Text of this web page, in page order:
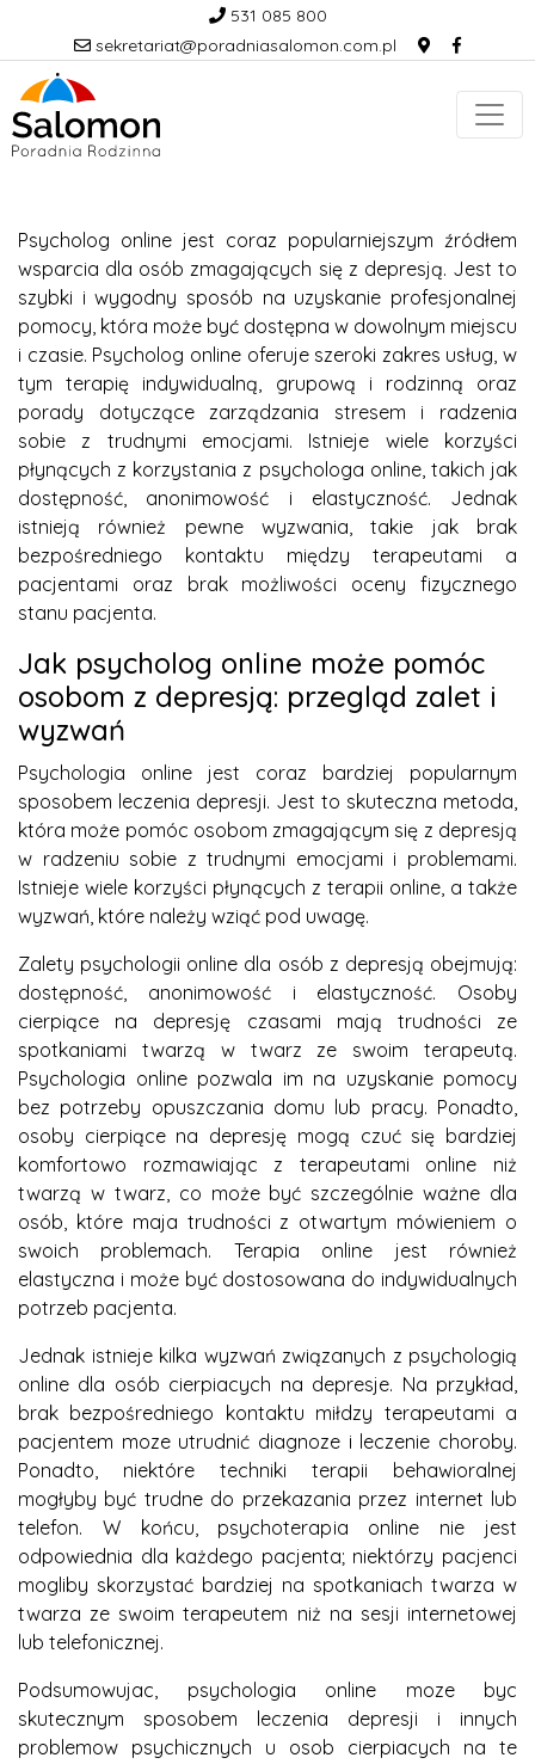
531 085 800
sekretariat@poradniasalomon.com.pl
Psycholog online jest coraz popularniejszym źródłem
wsparcia dla osób zmagających się z depresją. Jest to
szybki i wygodny sposób na uzyskanie profesjonalnej
pomocy, która może być dostępna w dowolnym miejscu
i czasie. Psycholog online oferuje szeroki zakres usług, w
tym terapię indywidualną, grupową i rodzinną oraz
porady dotyczące zarządzania stresem i radzenia
sobie z trudnymi emocjami. Istnieje wiele korzyści
płynących z korzystania z psychologa online, takich jak
dostępność, anonimowość i elastyczność. Jednak
istnieją również pewne wyzwania, takie jak brak
bezpośredniego kontaktu między terapeutami a
pacjentami oraz brak możliwości oceny fizycznego
stanu pacjenta.
Jak psycholog online może pomóc
osobom z depresją: przegląd zalet i
wyzwań
Psychologia online jest coraz bardziej popularnym
sposobem leczenia depresji. Jest to skuteczna metoda,
która może pomóc osobom zmagającym się z depresją
w radzeniu sobie z trudnymi emocjami i problemami.
Istnieje wiele korzyści płynących z terapii online, a także
wyzwań, które należy wziąć pod uwagę.
Zalety psychologii online dla osób z depresją obejmują:
dostępność, anonimowość i elastyczność. Osoby
cierpiące na depresję czasami mają trudności ze
spotkaniami twarzą w twarz ze swoim terapeutą.
Psychologia online pozwala im na uzyskanie pomocy
bez potrzeby opuszczania domu lub pracy. Ponadto,
osoby cierpiące na depresję mogą czuć się bardziej
komfortowo rozmawiając z terapeutami online niż
twarzą w twarz, co może być szczególnie ważne dla
osób, które maja trudności z otwartym mówieniem o
swoich problemach. Terapia online jest również
elastyczna i może być dostosowana do indywidualnych
potrzeb pacjenta.
Jednak istnieje kilka wyzwań związanych z psychologią
online dla osób cierpiacych na depresje. Na przykład,
brak bezpośredniego kontaktu miłdzy terapeutami a
pacjentem moze utrudnić diagnoze i leczenie choroby.
Ponadto, niektóre techniki terapii behawioralnej
mogłyby być trudne do przekazania przez internet lub
telefon. W końcu, psychoterapia online nie jest
odpowiednia dla każdego pacjenta; niektórzy pacjenci
mogliby skorzystać bardziej na spotkaniach twarza w
twarza ze swoim terapeutem niż na sesji internetowej
lub telefonicznej.
Podsumowujac, psychologia online moze byc
skutecznym sposobem leczenia depresji i innych
problemow psychicznych u osob cierpiacych na te